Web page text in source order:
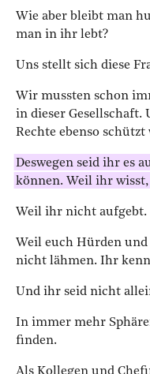
Wie aber bleibt man
man in ihr lebt?
Uns stellt sich diese
Wir mussten schon
in dieser Gesellschaft.
Rechte ebenso
Deswegen seid ihr es
können. Weil ihr
Weil ihr nicht aufgebt.
Weil euch Hürden
nicht lähmen. Ihr
Und ihr seid nicht
In immer mehr
finden.